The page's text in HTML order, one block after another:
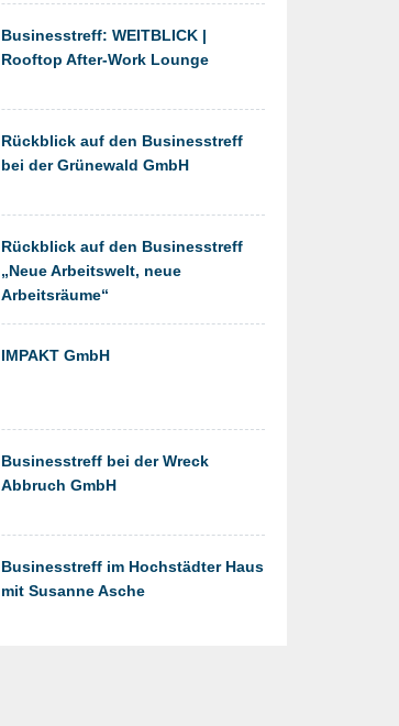
Businesstreff: WEITBLICK |
Rooftop After-Work Lounge
Rückblick auf den Businesstreff
bei der Grünewald GmbH
​Rückblick auf den Businesstreff
„Neue Arbeitswelt, neue
Arbeitsräume“
IMPAKT GmbH
Businesstreff bei der Wreck
Abbruch GmbH
Businesstreff im Hochstädter Haus
mit Susanne Asche